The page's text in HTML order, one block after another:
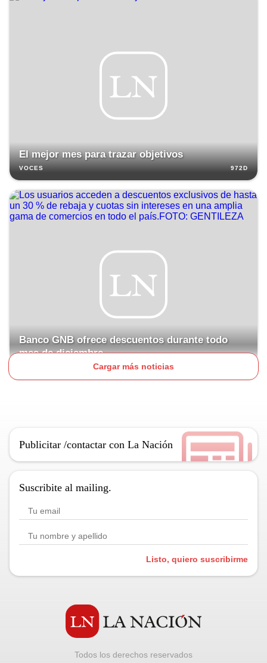
El mejor mes para trazar objetivos
VOCES 972D
Banco GNB ofrece descuentos durante todo
mes de diciembre
Cargar más noticias
Publicitar /contactar con La Nación
Suscribite al mailing.
Listo, quiero suscribirme
Todos los derechos reservados